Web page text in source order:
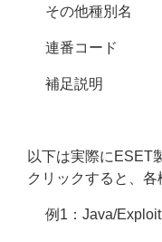
その他種別名
連番コード
補足説明
以下は実際にESET
クリックすると、
例1：Java/